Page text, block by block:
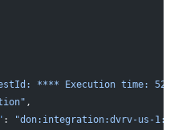
**** Execution time:
,
:
"don:integration:dvrv-us-